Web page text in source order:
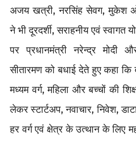
अजय खत्री, नरसिंह सेवग, मुकेश
ने भी दूरदर्शी, सराहनीय एवं स्वागत
पर प्रधानमंत्री नरेन्द्र मोदी
सीतारमण को बधाई देते हुए कहा
मध्यम वर्ग, महिला और बच्चों की
लेकर स्टार्टअप, नवाचार, निवेश,
हर वर्ग एवं क्षेत्र के उत्थान के लिए